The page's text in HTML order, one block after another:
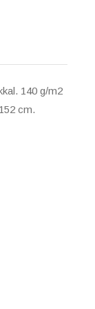
140 g/m2
cm.